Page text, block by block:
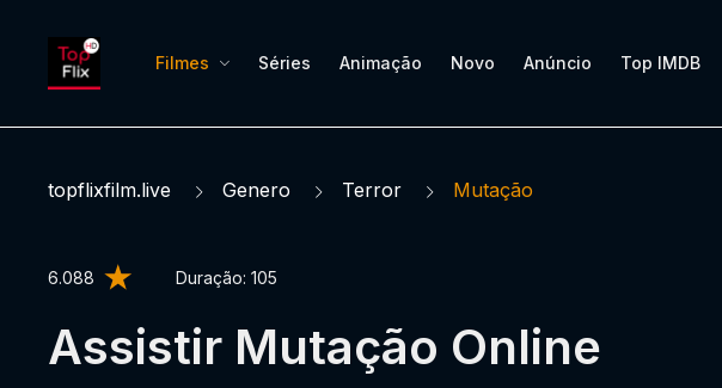
Filmes Séries Animação Novo Anúncio Top IMDB
topflixfilm.live Genero Terror Mutação
6.088 Duração: 105
Assistir Mutação Online